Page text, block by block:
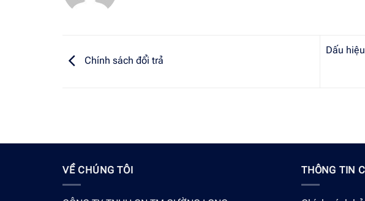
Chính sách đổi trả
Dấu
VỀ CHÚNG TÔI THÔNG TIN